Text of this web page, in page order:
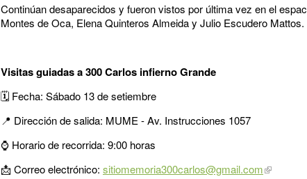
Continúan desaparecidos y fueron vistos por última vez en el
Montes de Oca, Elena Quinteros Almeida y Julio Escudero Mattos.
Visitas guiadas a 300 Carlos infierno Grande
🗓️ Fecha: Sábado 13 de setiembre
📍 Dirección de salida: MUME - Av. Instrucciones 1057
⌚ Horario de recorrida: 9:00 horas
📩 Correo electrónico: sitiomemoria300carlos@gmail.com